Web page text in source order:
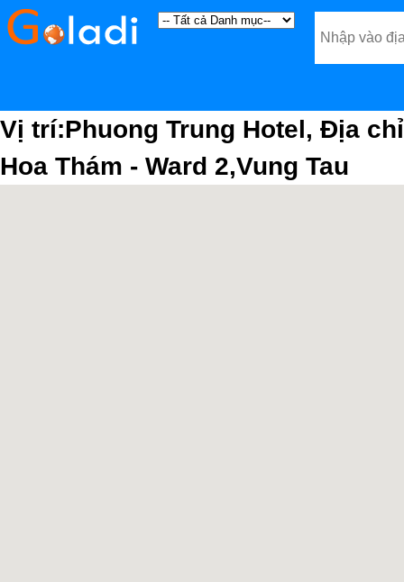
Vị trí:Phuong Trung Hotel, Địa
Hoa Thám - Ward 2,Vung Tau